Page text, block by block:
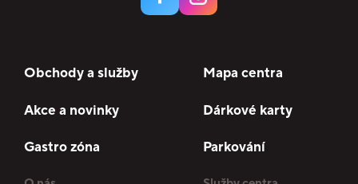
Obchody a služby Mapa centra
Akce a novinky Dárkové karty
Gastro zóna Parkování